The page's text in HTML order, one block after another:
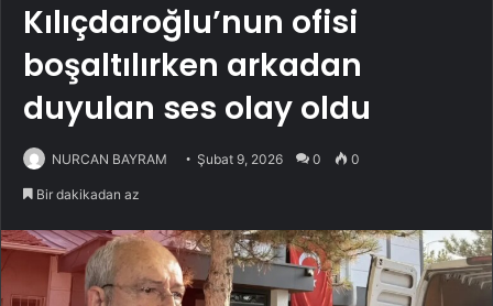
Kılıçdaroğlu’nun ofisi
boşaltılırken arkadan
duyulan ses olay oldu
NURCAN BAYRAM Şubat 9, 2026 0 0
Bir dakikadan az